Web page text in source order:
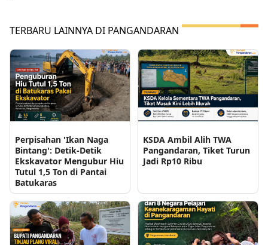
TERBARU LAINNYA DI PANGANDARAN
Perpisahan 'Ikan Naga
Bintang': Detik-Detik
Ekskavator Mengubur Hiu
Tutul 1,5 Ton di Pantai
Batukaras
KSDA Ambil Alih TWA
Pangandaran, Tiket Turun
Jadi Rp10 Ribu